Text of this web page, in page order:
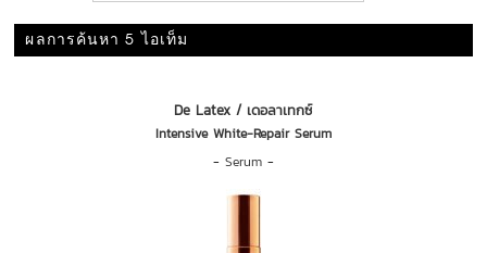
ผลการค้นหา 5 ไอเท็ม
De Latex / เดอลาเทกซ์
Intensive White-Repair Serum
- Serum-